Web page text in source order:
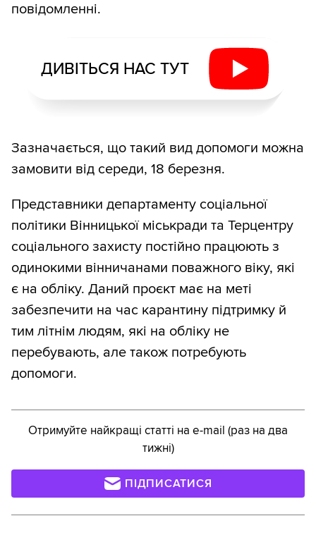
повідомленні.
ДИВІТЬСЯ НАС ТУТ
Зазначається, що такий вид допомоги можна
замовити від середи, 18 березня.
Представники департаменту соціальної
політики Вінницької міськради та Терцентру
соціального захисту постійно працюють з
одинокими вінничанами поважного віку, які
є на обліку. Даний проєкт має на меті
забезпечити на час карантину підтримку й
тим літнім людям, які на обліку не
перебувають, але також потребують
допомоги.
Отримуйте найкращі статті на e-mail (раз на два
тижні)
ПІДПИСАТИСЯ